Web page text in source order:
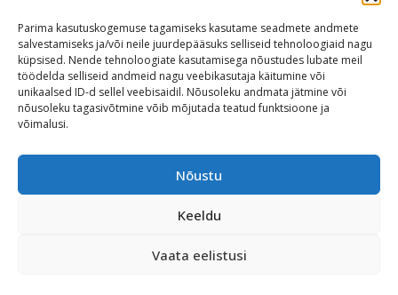
Parima kasutuskogemuse tagamiseks kasutame seadmete andmete
salvestamiseks ja/või neile juurdepääsuks selliseid tehnoloogiaid nagu
küpsised. Nende tehnoloogiate kasutamisega nõustudes lubate meil
töödelda selliseid andmeid nagu veebikasutaja käitumine või
unikaalsed ID-d sellel veebisaidil. Nõusoleku andmata jätmine või
nõusoleku tagasivõtmine võib mõjutada teatud funktsioone ja
võimalusi.
Nõustu
Keeldu
Vaata eelistusi
Maitseelamused
Vaatamisväärsused
Visit Tallinn
Turismiprofessionaalile
Harju-, Rapla- ja Läänemaa DMO
Meediakajastused